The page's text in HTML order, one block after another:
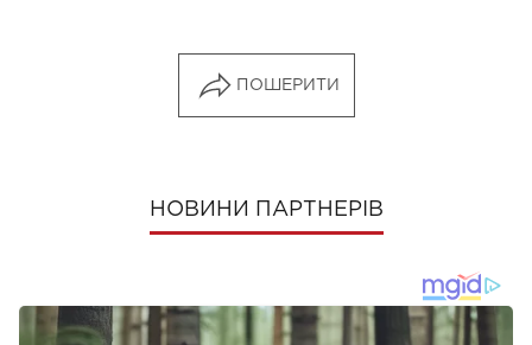
ПОШЕРИТИ
НОВИНИ ПАРТНЕРІВ